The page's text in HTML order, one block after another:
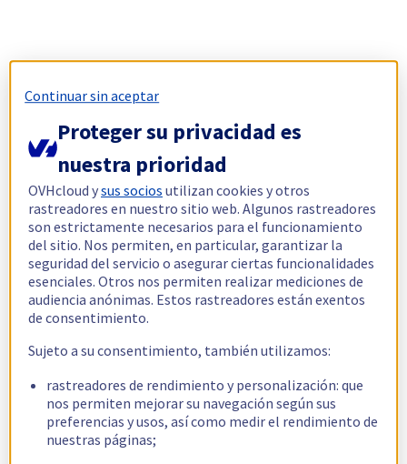
Continuar sin aceptar
Proteger su privacidad es
nuestra prioridad
OVHcloud ysus socios utilizan cookies y otros
rastreadores en nuestro sitio web. Algunos rastreadores
son estrictamente necesarios para el funcionamiento
del sitio. Nos permiten, en particular, garantizar la
seguridad del servicio o asegurar ciertas funcionalidades
esenciales. Otros nos permiten realizar mediciones de
audiencia anónimas. Estos rastreadores están exentos
de consentimiento.
Sujeto a su consentimiento, también utilizamos:
rastreadores de rendimiento y personalización: que
nos permiten mejorar su navegación según sus
preferencias y usos, así como medir el rendimiento de
nuestras páginas;